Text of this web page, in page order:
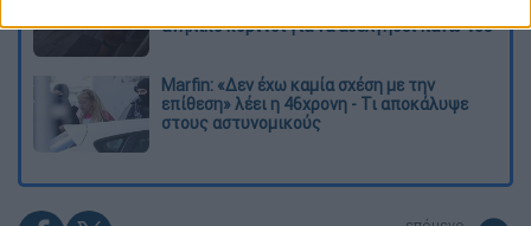
ανήλικο κορίτσι για να ασελγήσει πάνω του
Marfin: «Δεν έχω καμία σχέση με την
επίθεση» λέει η 46χρονη - Τι αποκάλυψε
στους αστυνομικούς